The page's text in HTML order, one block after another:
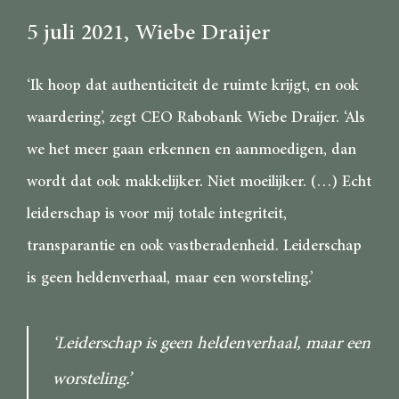
5 juli 2021, Wiebe Draijer
‘Ik hoop dat authenticiteit de ruimte krijgt, en ook
waardering’, zegt CEO Rabobank Wiebe Draijer. ‘Als
we het meer gaan erkennen en aanmoedigen, dan
wordt dat ook makkelijker. Niet moeilijker. (…) Echt
leiderschap is voor mij totale integriteit,
transparantie en ook vastberadenheid. Leiderschap
is geen heldenverhaal, maar een worsteling.’
‘Leiderschap is geen heldenverhaal, maar een
worsteling.’